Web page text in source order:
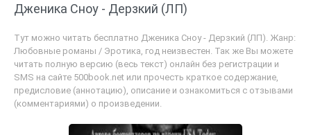
Дженика Сноу - Дерзкий (ЛП)
Тут можно читать бесплатно Дженика Сноу - Дерзкий (ЛП). Жанр:
Любовные романы / Эротика, год неизвестен. Так же Вы можете
читать полную версию (весь текст) онлайн без регистрации и
SMS на сайте 500book.net или прочесть краткое содержание,
предисловие (аннотацию), описание и ознакомиться с отзывами
(комментариями) о произведении.